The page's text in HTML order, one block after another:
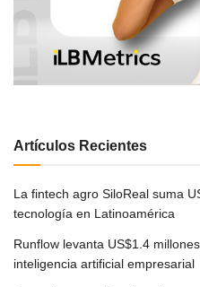
Artículos Recientes
La fintech agro SiloReal suma
tecnología en Latinoamérica
Runflow levanta US$1.4
inteligencia artificial empresarial